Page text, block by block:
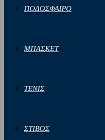
ΠΟΔΟΣΦΑΙΡΟ
ΜΠΑΣΚΕΤ
ΤΕΝΙΣ
ΣΤΙΒΟΣ